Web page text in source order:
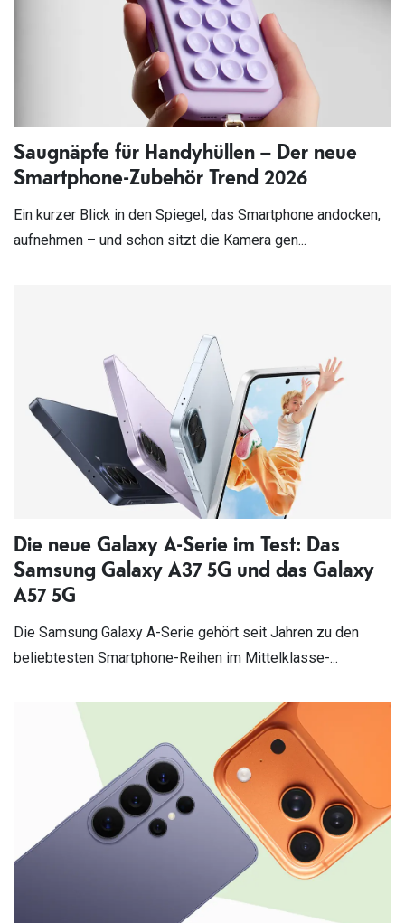
Saugnäpfe für Handyhüllen – Der neue
Smartphone-Zubehör Trend 2026
Ein kurzer Blick in den Spiegel, das Smartphone andocken,
aufnehmen – und schon sitzt die Kamera gen...
Die neue Galaxy A-Serie im Test: Das
Samsung Galaxy A37 5G und das Galaxy
A57 5G
Die Samsung Galaxy A-Serie gehört seit Jahren zu den
beliebtesten Smartphone-Reihen im Mittelklasse-...